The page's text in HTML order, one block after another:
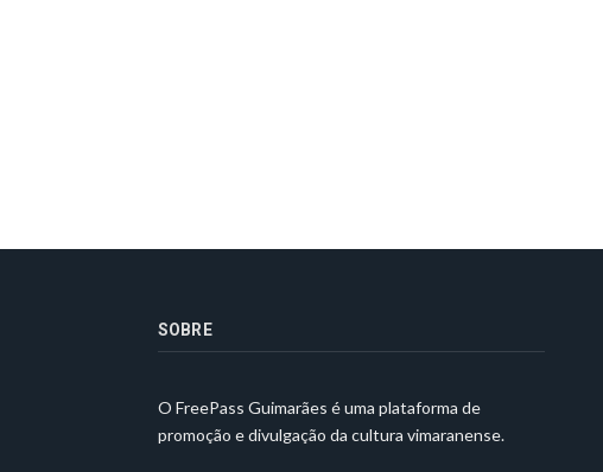
SOBRE
O FreePass Guimarães é uma plataforma de
promoção e divulgação da cultura vimaranense.